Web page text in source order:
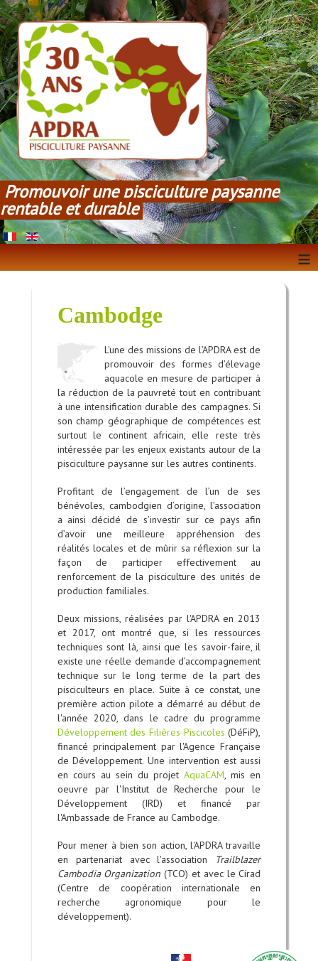
Promouvoir une pisciculture paysanne
rentable et durable
≡
Cambodge
L'une des missions de l’APDRA est de
promouvoir des formes d’élevage
aquacole en mesure de participer à
la réduction de la pauvreté tout en contribuant
à une intensification durable des campagnes. Si
son champ géographique de compétences est
surtout le continent africain, elle reste très
intéressée par les enjeux existants autour de la
pisciculture paysanne sur les autres continents.
Profitant de l’engagement de l’un de ses
bénévoles, cambodgien d’origine, l’association
a ainsi décidé de s’investir sur ce pays afin
d’avoir une meilleure appréhension des
réalités locales et de mûrir sa réflexion sur la
façon de participer effectivement au
renforcement de la pisciculture des unités de
production familiales.
Deux missions, réalisées par l'APDRA en 2013
et 2017, ont montré que, si les ressources
techniques sont là, ainsi que les savoir-faire, il
existe une réelle demande d’accompagnement
technique sur le long terme de la part des
pisciculteurs en place. Suite à ce constat, une
première action pilote a démarré au début de
l'année 2020, dans le cadre du programme
Développement des Filières Piscicoles (DéFiP),
financé principalement par l'Agence Française
de Développement. Une intervention est aussi
en cours au sein du projetAquaCAM , mis en
oeuvre par l'Institut de Recherche pour le
Développement (IRD) et financé par
l'Ambassade de France au Cambodge.
Pour mener à bien son action, l'APDRA travaille
en partenariat avec l'association Trailblazer
Cambodia Organization(TCO) et avec le Cirad
(Centre de coopération internationale en
recherche agronomique pour le
développement).